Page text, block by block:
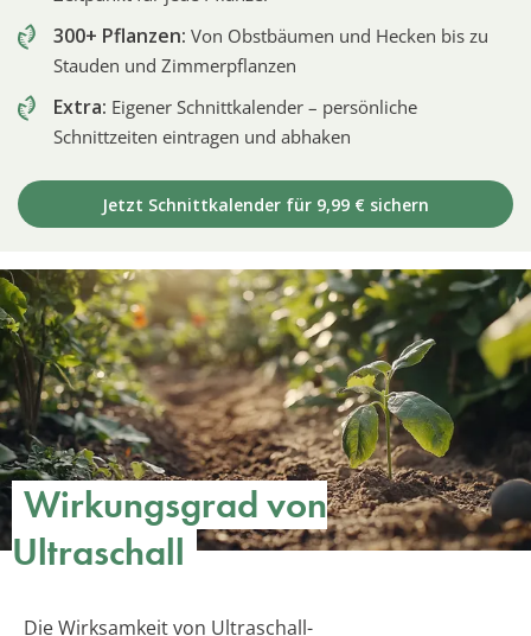
300+ Pflanzen: Von Obstbäumen und Hecken bis zu
Stauden und Zimmerpflanzen
Extra: Eigener Schnittkalender – persönliche
Schnittzeiten eintragen und abhaken
Jetzt Schnittkalender für 9,99 € sichern
Wirkungsgrad von
Ultraschall
Die Wirksamkeit von Ultraschall-